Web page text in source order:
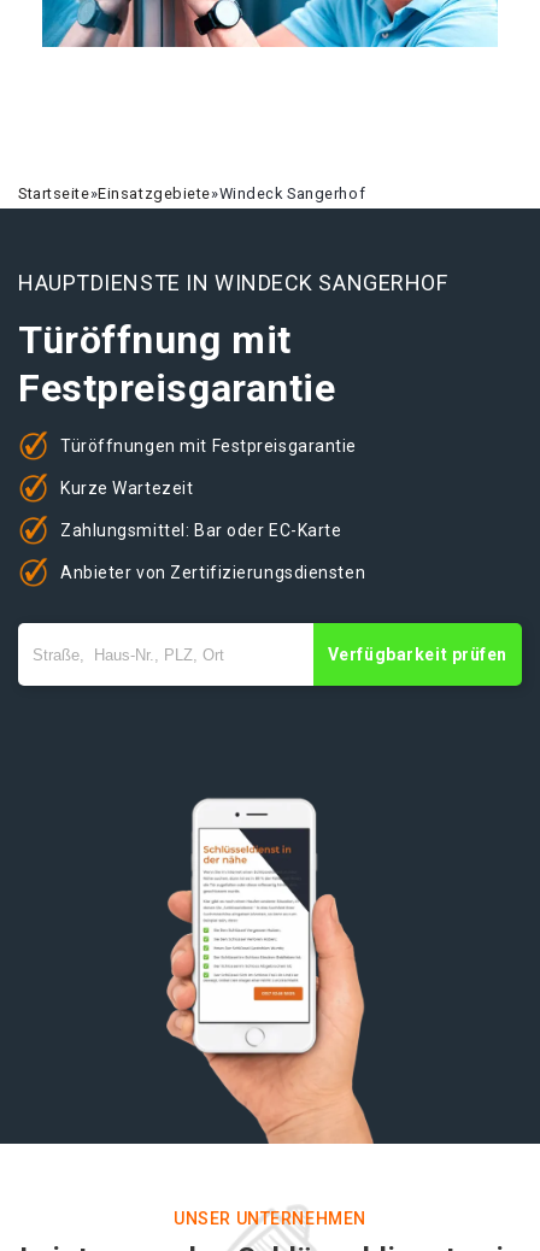
Startseite»Einsatzgebiete»Windeck Sangerhof
HAUPTDIENSTE IN WINDECK SANGERHOF
Türöffnung mit
Festpreisgarantie
Türöffnungen mit Festpreisgarantie
Kurze Wartezeit
Zahlungsmittel: Bar oder EC-Karte
Anbieter von Zertifizierungsdiensten
Verfügbarkeit prüfen
UNSER UNTERNEHMEN